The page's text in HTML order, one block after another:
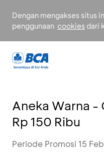
Dengan mengakses situs
penggunaan cookies dari
Aneka Warna -
Rp 150 Ribu
Periode Promosi 15